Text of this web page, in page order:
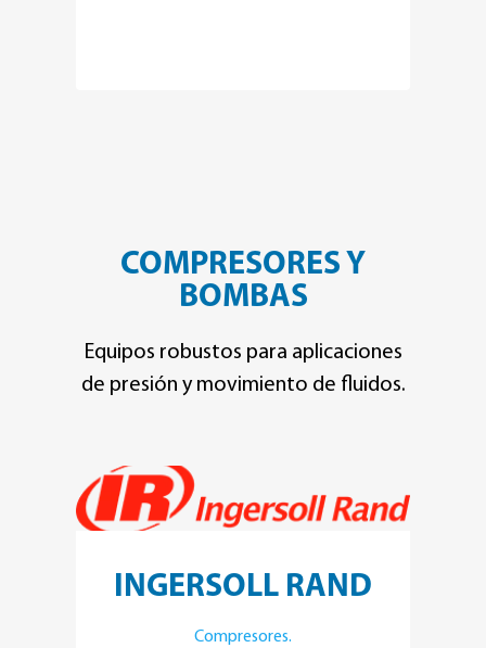
COMPRESORES Y
BOMBAS
Equipos robustos para aplicaciones
de presión y movimiento de fluidos.
INGERSOLL RAND
Compresores.